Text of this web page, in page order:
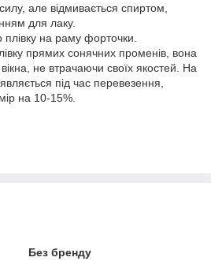
але відмивається спиртом,
для лаку.
плівку на раму форточки.
прямих сонячних променів, вона
не втрачаючи своїх якостей. На
під час перевезення,
на 10-15%.
Без бренду